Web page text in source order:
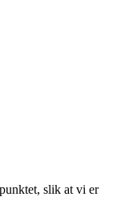
slik at vi er